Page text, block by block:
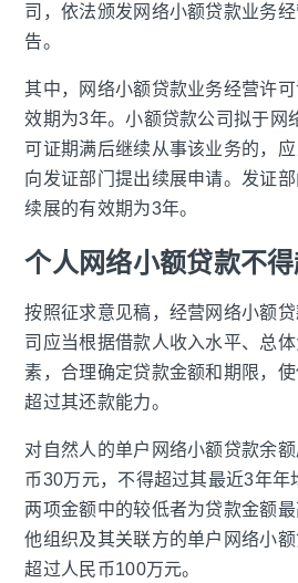
司，依法颁发网络小额贷款业务
告。
其中，网络小额贷款业务经营许
效期为3年。小额贷款公司拟于网
可证期满后继续从事该业务的，
向发证部门提出续展申请。发证
续展的有效期为3年。
个人网络小额贷款不
按照征求意见稿，经营网络小额
司应当根据借款人收入水平、总
素，合理确定贷款金额和期限，
超过其还款能力。
对自然人的单户网络小额贷款余
币30万元，不得超过其最近3年年
两项金额中的较低者为贷款金额
他组织及其关联方的单户网络小
超过人民币100万元。